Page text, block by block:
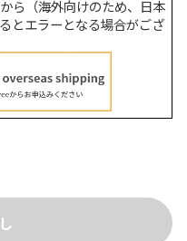
ら（海外向けのため、日本
とエラーとなる場合がござ